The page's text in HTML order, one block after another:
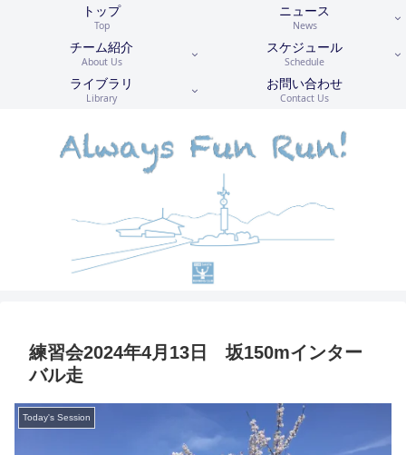
トップ
Top
ニュース
News
チーム紹介
About Us
スケジュール
Schedule
ライブラリ
Library
お問い合わせ
Contact Us
練習会2024年4月13日 坂150mインター
バル走
Today's Session